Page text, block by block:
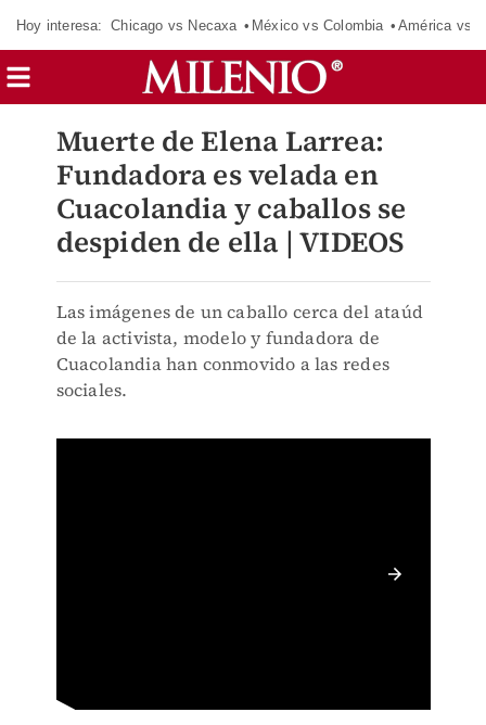
Hoy interesa: Chicago vs Necaxa México vs Colombia América vs
Muerte de Elena Larrea:
Fundadora es velada en
Cuacolandia y caballos se
despiden de ella | VIDEOS
Las imágenes de un caballo cerca del ataúd
de la activista, modelo y fundadora de
Cuacolandia han conmovido a las redes
sociales.